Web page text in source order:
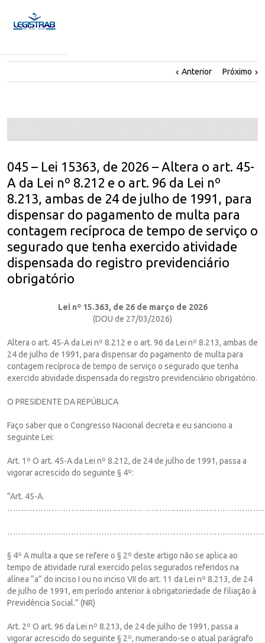
Anterior Próximo
045 – Lei 15363, de 2026 – Altera o art. 45-
A da Lei nº 8.212 e o art. 96 da Lei nº
8.213, ambas de 24 de julho de 1991, para
dispensar do pagamento de multa para
contagem recíproca de tempo de serviço o
segurado que tenha exercido atividade
dispensada do registro previdenciário
obrigatório
Lei nº 15.363, de 26 de março de 2026
(DOU de 27/03/2026)
Altera o art. 45-A da Lei nº 8.212 e o art. 96 da Lei nº 8.213, ambas de
24 de julho de 1991, para dispensar do pagamento de multa para
contagem recíproca de tempo de serviço o segurado que tenha
exercido atividade dispensada do registro previdenciário obrigatório.
O PRESIDENTE DA REPÚBLICA
Faço saber que o Congresso Nacional decreta e eu sanciono a
seguinte Lei:
Art. 1º O art. 45-A da Lei nº 8.212, de 24 de julho de 1991, passa a
vigorar acrescido do seguinte § 4º:
“Art. 45-A.
§ 4º A multa a que se refere o § 2º deste artigo não se aplica ao
tempo de atividade rural exercido pelos segurados referidos na
alínea “a” do inciso I ou no inciso VII do art. 11 da Lei nº 8.213, de 24
de julho de 1991, em período anterior à obrigatoriedade de filiação à
Previdência Social.” (NR)
Art. 2º O art. 96 da Lei nº 8.213, de 24 de julho de 1991, passa a
vigorar acrescido do seguinte § 2º, numerando-se o atual parágrafo